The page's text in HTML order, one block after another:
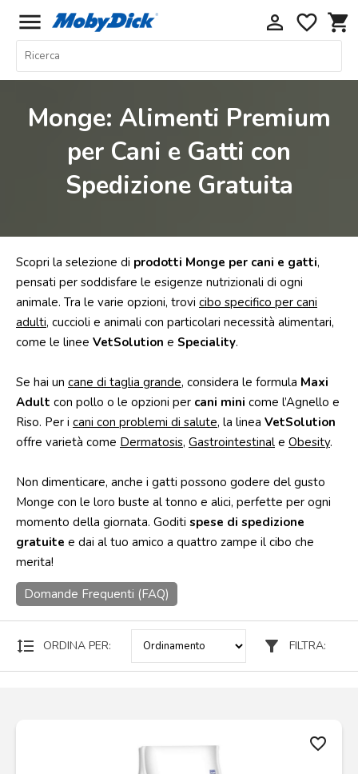
menu perm_identity favorite_border shopping_cart
Home
Cani
Mammiferi
Uccelli
Chi
siamo
Punti
vendita
Blog
e
Monge: Alimenti Premium
per Cani e Gatti con
Spedizione Gratuita
Scopri la selezione di prodotti Monge per cani e gatti,
pensati per soddisfare le esigenze nutrizionali di ogni
animale. Tra le varie opzioni, trovi cibo specifico per cani
adulti, cuccioli e animali con particolari necessità alimentari,
come le linee VetSolution e Speciality.
Se hai un cane di taglia grande, considera le formula Maxi
Adult con pollo o le opzioni per cani mini come l’Agnello e
Riso. Per i cani con problemi di salute, la linea VetSolution
offre varietà come Dermatosis, Gastrointestinal e Obesity.
Non dimenticare, anche i gatti possono godere del gusto
Monge con le loro buste al tonno e alici, perfette per ogni
momento della giornata. Goditi spese di spedizione
gratuite e dai al tuo amico a quattro zampe il cibo che
merita!
Domande Frequenti (FAQ)
format_line_spacing ORDINA PER: filter_alt FILTRA:
favorite_border